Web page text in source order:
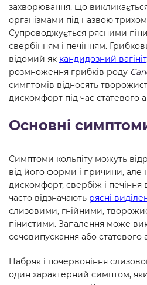
захворювання, що
організмами під назвою
Супроводжується рясними
свербінням і печінням.
відомий як кандидозний вагініт
розмноження грибків роду
симптомів відносять
дискомфорт під час статевого
Основні
Симптоми кольпіту можуть
від його форми і причини,
дискомфорт, свербіж і печіння
часто відзначають рясні
слизовими, гнійними,
пінистими. Запалення може
сечовипускання або статевого
Набряк і почервоніння
один характерний симптом,